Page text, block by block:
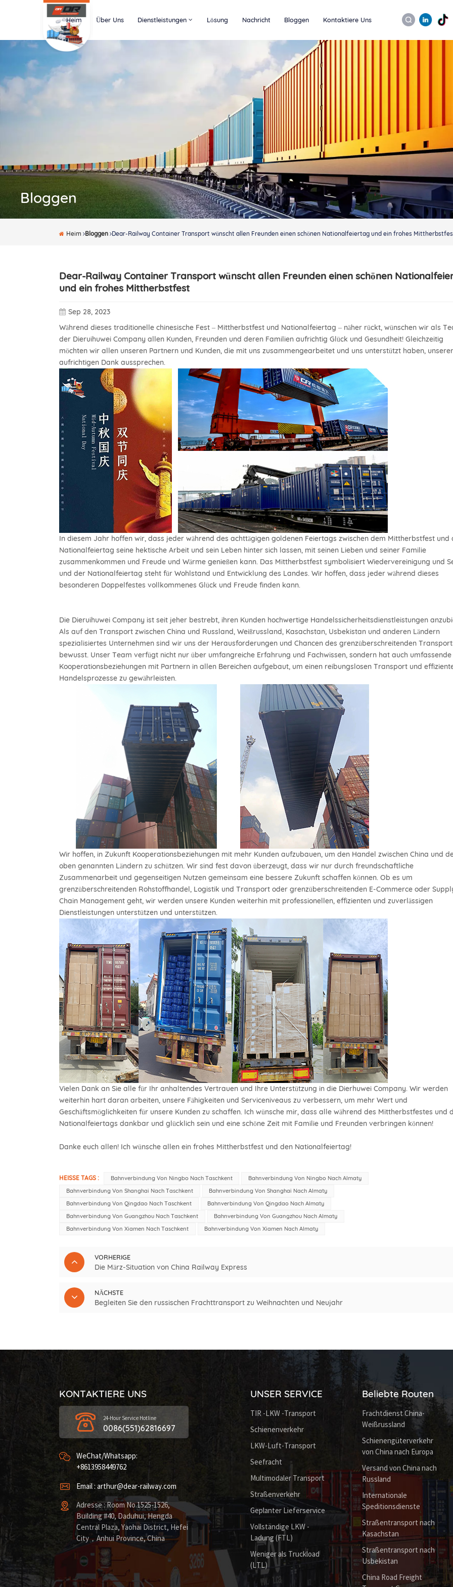
Heim Über Uns Dienstleistungen Lösung Nachricht Bloggen Kontaktiere Uns
Bloggen
Heim Bloggen Dear-Railway Container Transport wünscht allen Freunden einen schönen Nationalfeiertag und ein frohes
Dear-Railway Container Transport wünscht allen Freunden einen schönen
und ein frohes Mittherbstfest
Sep 28, 2023
Während dieses traditionelle chinesische Fest – Mittherbstfest und Nationalfeiertag – näher rückt, wünschen wir als
der Dieruihuwei Company allen Kunden, Freunden und deren Familien aufrichtig Glück und Gesundheit! Gleichzeitig
möchten wir allen unseren Partnern und Kunden, die mit uns zusammengearbeitet und uns unterstützt haben,
aufrichtigen Dank aussprechen.
In diesem Jahr hoffen wir, dass jeder während des achttägigen goldenen Feiertags zwischen dem Mittherbstfest und
Nationalfeiertag seine hektische Arbeit und sein Leben hinter sich lassen, mit seinen Lieben und seiner Familie
zusammenkommen und Freude und Wärme genießen kann. Das Mittherbstfest symbolisiert Wiedervereinigung und
und der Nationalfeiertag steht für Wohlstand und Entwicklung des Landes. Wir hoffen, dass jeder während dieses
besonderen Doppelfestes vollkommenes Glück und Freude finden kann.
Die Dieruihuwei Company ist seit jeher bestrebt, ihren Kunden hochwertige Handelssicherheitsdienstleistungen
Als auf den Transport zwischen China und Russland, Weißrussland, Kasachstan, Usbekistan und anderen Ländern
spezialisiertes Unternehmen sind wir uns der Herausforderungen und Chancen des grenzüberschreitenden
bewusst. Unser Team verfügt nicht nur über umfangreiche Erfahrung und Fachwissen, sondern hat auch umfassende
Kooperationsbeziehungen mit Partnern in allen Bereichen aufgebaut, um einen reibungslosen Transport und
Handelsprozesse zu gewährleisten.
Wir hoffen, in Zukunft Kooperationsbeziehungen mit mehr Kunden aufzubauen, um den Handel zwischen China und
oben genannten Ländern zu schützen. Wir sind fest davon überzeugt, dass wir nur durch freundschaftliche
Zusammenarbeit und gegenseitigen Nutzen gemeinsam eine bessere Zukunft schaffen können. Ob es um
grenzüberschreitenden Rohstoffhandel, Logistik und Transport oder grenzüberschreitenden E-Commerce oder
Chain Management geht, wir werden unsere Kunden weiterhin mit professionellen, effizienten und zuverlässigen
Dienstleistungen unterstützen und unterstützen.
Vielen Dank an Sie alle für Ihr anhaltendes Vertrauen und Ihre Unterstützung in die Dierhuwei Company. Wir werden
weiterhin hart daran arbeiten, unsere Fähigkeiten und Serviceniveaus zu verbessern, um mehr Wert und
Geschäftsmöglichkeiten für unsere Kunden zu schaffen. Ich wünsche mir, dass alle während des Mittherbstfestes und
Nationalfeiertags dankbar und glücklich sein und eine schöne Zeit mit Familie und Freunden verbringen können!
Danke euch allen! Ich wünsche allen ein frohes Mittherbstfest und den Nationalfeiertag!
HEISSE TAGS : Bahnverbindung Von Ningbo Nach Taschkent
Bahnverbindung Von Ningbo Nach Almaty
Bahnverbindung Von Shanghai Nach Taschkent
Bahnverbindung Von Shanghai Nach Almaty
Bahnverbindung Von Qingdao Nach Taschkent
Bahnverbindung Von Qingdao Nach Almaty
Bahnverbindung Von Guangzhou Nach Taschkent
Bahnverbindung Von Guangzhou Nach Almaty
Bahnverbindung Von Xiamen Nach Taschkent
Bahnverbindung Von Xiamen Nach Almaty
VORHERIGE
Die März-Situation von China Railway Express
NÄCHSTE
Begleiten Sie den russischen Frachttransport zu Weihnachten und Neujahr
KONTAKTIERE UNS
24-Hour Service Hotline
0086(551)62816697
WeChat/Whatsapp:
+8613958449762
Email : arthur@dear-railway.com
Adresse : Room No.1525-1526,
Building #40, Daduhui, Hengda
Central Plaza, Yaohai District, Hefei
City，Anhui Province, China
UNSER SERVICE
TIR -LKW -Transport
Schienenverkehr
LKW-Luft-Transport
Seefracht
Multimodaler Transport
Straßenverkehr
Geplanter Lieferservice
Vollständige LKW -
Ladung (FTL)
Weniger als Truckload
(LTL)
Beliebte Routen
Frachtdienst China-
Weißrussland
Schienengüterverkehr
von China nach Europa
Versand von China nach
Russland
Internationale
Speditionsdienste
Straßentransport nach
Kasachstan
Straßentransport nach
Usbekistan
China Road Freight